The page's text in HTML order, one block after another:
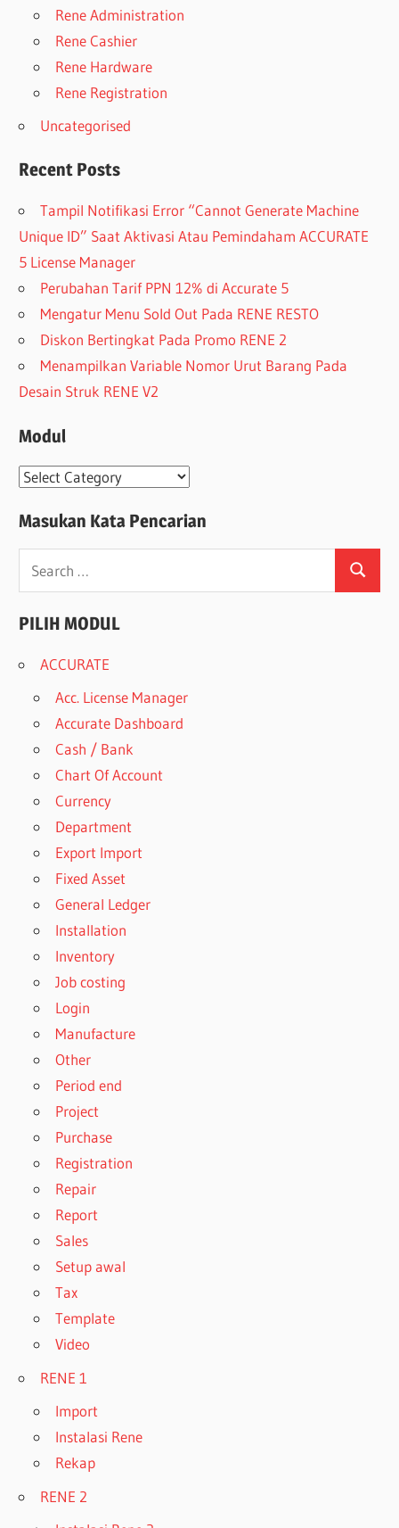
Rene Administration
Rene Cashier
Rene Hardware
Rene Registration
Uncategorised
Recent Posts
Tampil Notifikasi Error “Cannot Generate Machine
Unique ID” Saat Aktivasi Atau Pemindaham ACCURATE
5 License Manager
Perubahan Tarif PPN 12% di Accurate 5
Mengatur Menu Sold Out Pada RENE RESTO
Diskon Bertingkat Pada Promo RENE 2
Menampilkan Variable Nomor Urut Barang Pada
Desain Struk RENE V2
Modul
Modul
Masukan Kata Pencarian
Search
PILIH MODUL
ACCURATE
Acc. License Manager
Accurate Dashboard
Cash / Bank
Chart Of Account
Currency
Department
Export Import
Fixed Asset
General Ledger
Installation
Inventory
Job costing
Login
Manufacture
Other
Period end
Project
Purchase
Registration
Repair
Report
Sales
Setup awal
Tax
Template
Video
RENE 1
Import
Instalasi Rene
Rekap
RENE 2